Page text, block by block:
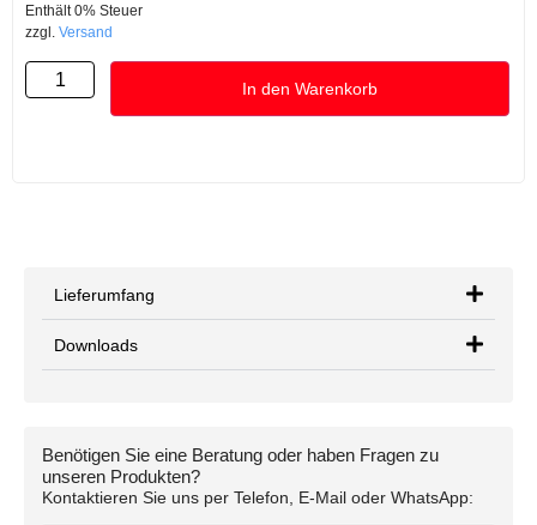
Enthält 0% Steuer
zzgl. Versand
In den Warenkorb
Lieferumfang
Downloads
Benötigen Sie eine Beratung oder haben Fragen zu
unseren Produkten?
Kontaktieren Sie uns per Telefon, E-Mail oder WhatsApp: